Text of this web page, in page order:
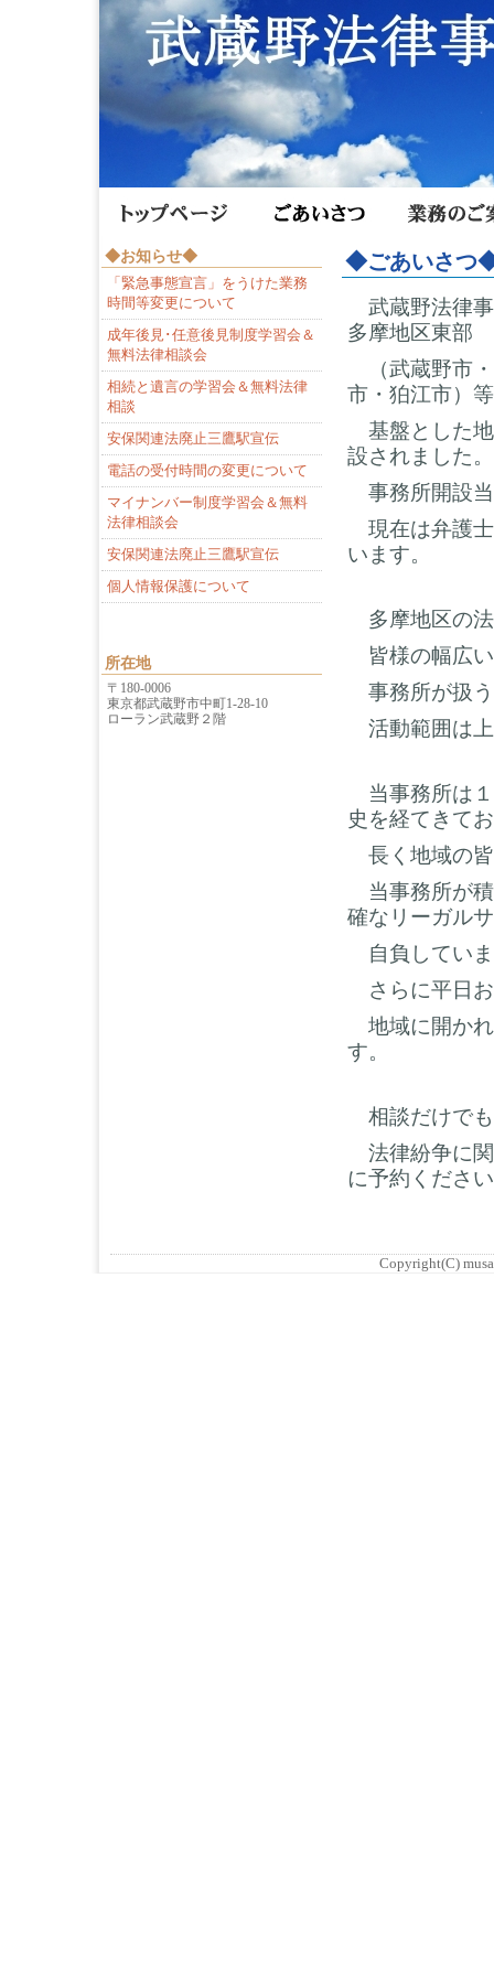
◆お知らせ◆
「緊急事態宣言」をうけた業務
時間等変更について
成年後見･任意後見制度学習会＆
無料法律相談会
相続と遺言の学習会＆無料法律
相談
安保関連法廃止三鷹駅宣伝
電話の受付時間の変更について
マイナンバー制度学習会＆無料
法律相談会
安保関連法廃止三鷹駅宣伝
個人情報保護について
所在地
〒180-0006
東京都武蔵野市中町1-28-10
ローラン武蔵野２階
◆ごあいさつ
武蔵野法律事
多摩地区東部
（武蔵野市・
市・狛江市）
基盤とした地
設されました。
事務所開設当
現在は弁護士
います。
多摩地区の法
皆様の幅広い
事務所が扱
活動範囲は上
当事務所は１
史を経てきて
長く地域の
当事務所が積
確なリーガル
自負してい
さらに平日お
地域に開かれ
す。
相談だけで
法律紛争に関
に予約くださ
Copyright(C)